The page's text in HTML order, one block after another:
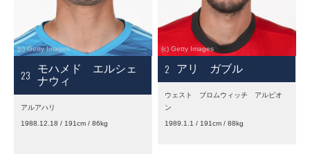
23
モハメド エルシェ
ナウィ
アルアハリ
1988.12.18 / 191cm / 86kg
2 アリ ガブル
ウェスト ブロムウィッチ アルビオ
ン
1989.1.1 / 191cm / 88kg